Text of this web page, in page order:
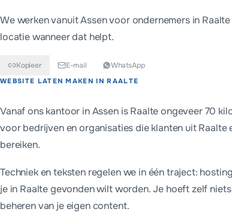
We werken vanuit Assen voor ondernemers in Raalte
locatie wanneer dat helpt.
Kopieer E-mail WhatsApp
Kort antwoord
WEBSITE LATEN MAKEN INRAALTE
Vanaf ons kantoor in Assen is Raalte ongeveer 70
voor bedrijven en organisaties die klanten uit
bereiken.
Techniek en teksten regelen we in één traject:
je in Raalte gevonden wilt worden. Je hoeft zelf
beheren van je eigen content.